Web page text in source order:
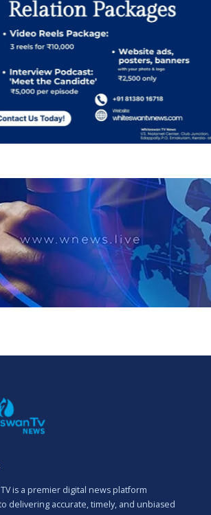
is a premier digital news platform
delivering accurate, timely, and unbiased